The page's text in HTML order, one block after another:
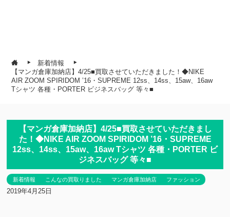
新着情報
【マンガ倉庫加納店】4/25■買取させていただきました！◆NIKE
AIR ZOOM SPIRIDOM ’16・SUPREME 12ss、14ss、15aw、16aw
Tシャツ 各種・PORTER ビジネスバッグ 等々■
【マンガ倉庫加納店】4/25■買取させていただきまし
た！◆NIKE AIR ZOOM SPIRIDOM ’16・SUPREME
12ss、14ss、15aw、16aw Tシャツ 各種・PORTER ビ
ジネスバッグ 等々■
新着情報 こんなの買取りました マンガ倉庫加納店 ファッション
2019年4月25日